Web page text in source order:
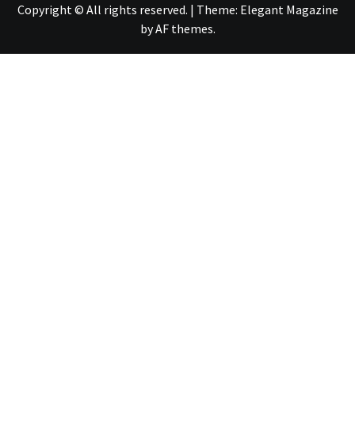
Copyright © All rights reserved. | Theme: Elegant Magazine
byAF themes.